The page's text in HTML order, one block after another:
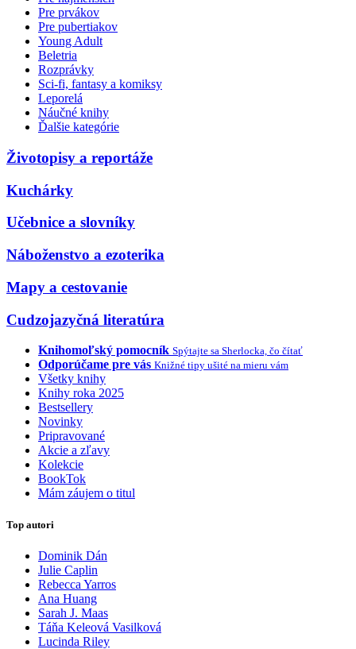
Pre prvákov
Pre pubertiakov
Young Adult
Beletria
Rozprávky
Sci-fi, fantasy a komiksy
Leporelá
Náučné knihy
Ďalšie kategórie
Životopisy a reportáže
Kuchárky
Učebnice a slovníky
Náboženstvo a ezoterika
Mapy a cestovanie
Cudzojazyčná literatúra
Knihomoľský pomocník Spýtajte sa Sherlocka, čo čítať
Odporúčame pre vás Knižné tipy ušité na mieru vám
Všetky knihy
Knihy roka 2025
Bestsellery
Novinky
Pripravované
Akcie a zľavy
Kolekcie
BookTok
Mám záujem o titul
Top autori
Dominik Dán
Julie Caplin
Rebecca Yarros
Ana Huang
Sarah J. Maas
Táňa Keleová Vasilková
Lucinda Riley